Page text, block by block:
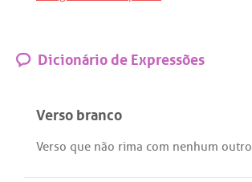
Dicionário de Expressões
Verso branco
Verso que não rima com nenhum outro